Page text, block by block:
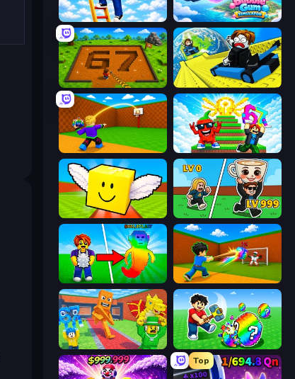
Ladder to Brainhot: Climb Bubble Gum Simulator
Obby: Dig Brainrots Cart Ride Danger Mount
Throw a Lucky Block Run and Jump for Brainrot
Lucky Brainrot Blocks Online Brainrot Arena Online
Collect Brainrot Egg Baseball For Brainrot
Catch Brainrots From Bosses Break a Lucky Egg Brainrots
Top